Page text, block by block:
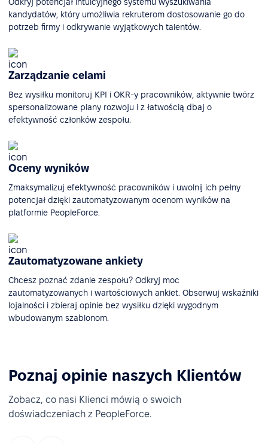
kandydatów, który umożliwia rekruterom dostosowanie go do
potrzeb firmy i odkrywanie wyjątkowych talentów.
Zarządzanie celami
Bez wysiłku monitoruj KPI i OKR-y pracowników, aktywnie twórz
spersonalizowane plany rozwoju i z łatwością dbaj o
efektywność członków zespołu.
Oceny wyników
Zmaksymalizuj efektywność pracowników i uwolnij ich pełny
potencjał dzięki zautomatyzowanym ocenom wyników na
platformie PeopleForce.
Zautomatyzowane ankiety
Chcesz poznać zdanie zespołu? Odkryj moc
zautomatyzowanych i wartościowych ankiet. Obserwuj wskaźniki
lojalności i zbieraj opinie bez wysiłku dzięki wygodnym
wbudowanym szablonom.
Poznaj opinie naszych Klientów
Zobacz, co nasi Klienci mówią o swoich
doświadczeniach z PeopleForce.